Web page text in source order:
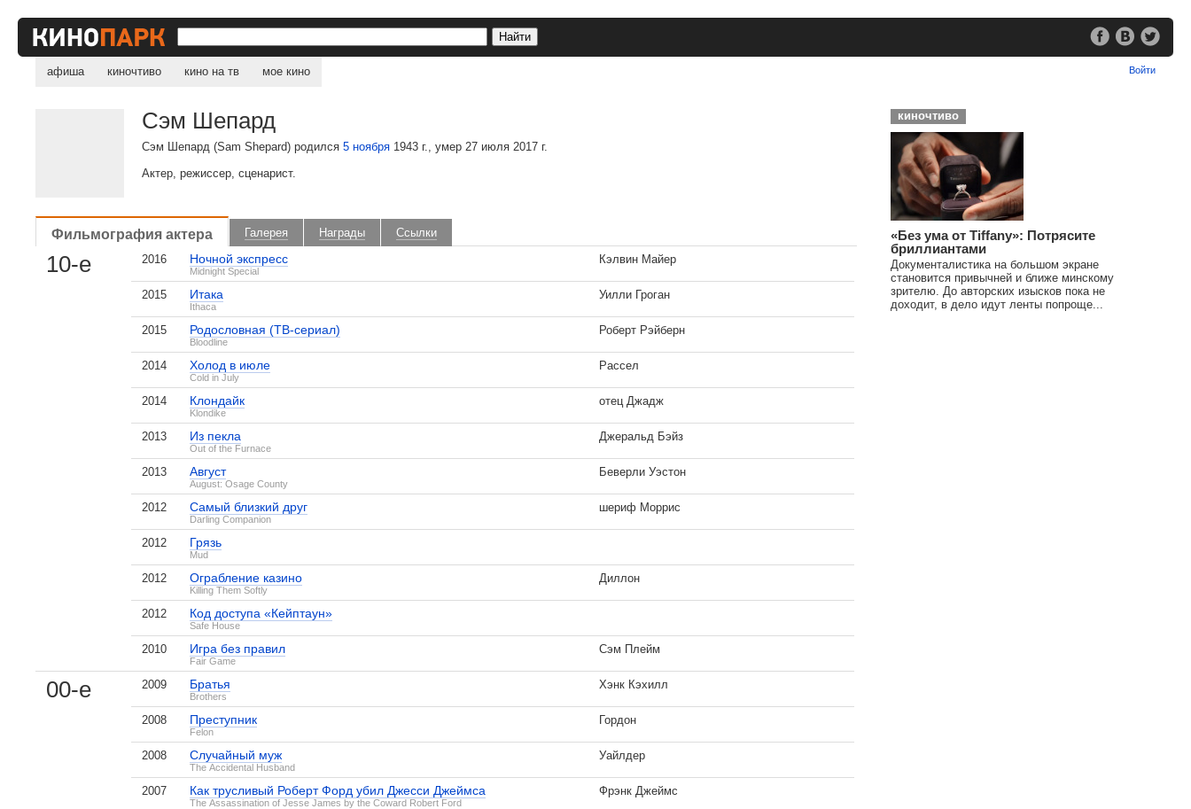
афиша киночтиво кино на тв мое кино Войти
Сэм Шепард
Сэм Шепард (Sam Shepard) родился5 ноября 1943 г., умер 27 июля 2017 г.
Актер, режиссер, сценарист.
Фильмография актера Галерея Награды Ссылки
10-е 2016 Ночной экспресс
Midnight Special
Кэлвин Майер
2015 Итака
Ithaca
Уилли Гроган
2015 Родословная (ТВ-сериал)
Bloodline
Роберт Рэйберн
2014 Холод в июле
Cold in July
Рассел
2014 Клондайк
Klondike
отец Джадж
2013 Из пекла
Out of the Furnace
Джеральд Бэйз
2013 Август
August: Osage County
Беверли Уэстон
2012 Самый близкий друг
Darling Companion
шериф Моррис
2012 Грязь
Mud
2012 Ограбление казино
Killing Them Softly
Диллон
2012 Код доступа «Кейптаун»
Safe House
2010 Игра без правил
Fair Game
Сэм Плейм
00-е 2009 Братья
Brothers
Хэнк Кэхилл
2008 Преступник
Felon
Гордон
2008 Случайный муж
The Accidental Husband
Уайлдер
2007 Как трусливый Роберт Форд убил Джесси Джеймса
The Assassination of Jesse James by the Coward Robert Ford
Фрэнк Джеймс
киночтиво
«Без ума от Tiffany»: Потрясите
бриллиантами
Документалистика на большом экране
становится привычней и ближе минскому
зрителю. До авторских изысков пока не
доходит, в дело идут ленты попроще...